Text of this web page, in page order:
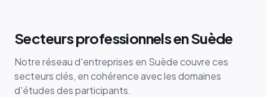
Secteurs professionnels en Suède
Notre réseau d'entreprises en Suède couvre ces
secteurs clés, en cohérence avec les domaines
d'études des participants.